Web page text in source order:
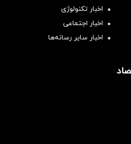
اخبار تکنولوژی
اخبار اجتماعی
اخبار سایر رسانه‌‌ها